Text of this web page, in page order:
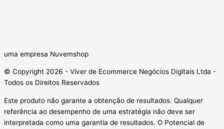
uma empresa Nuvemshop
© Copyright 2026 - Viver de Ecommerce Negócios Digitais Ltda -
Todos os Direitos Reservados
Este produto não garante a obtenção de resultados. Qualquer
referência ao desempenho de uma estratégia não deve ser
interpretada como uma garantia de resultados. O Potencial de